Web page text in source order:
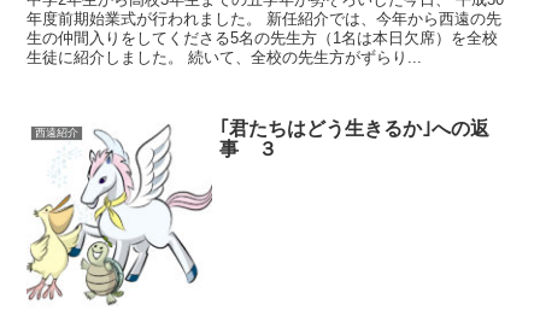
年度前期始業式が行われました。 新任紹介では、今年から西遠の先
生の仲間入りをしてくださる5名の先生方（1名は本日欠席）を全校
生徒に紹介しました。 続いて、全校の先生方がずらり...
西遠紹介
｢君たちはどう生きるか｣への返
事 ３